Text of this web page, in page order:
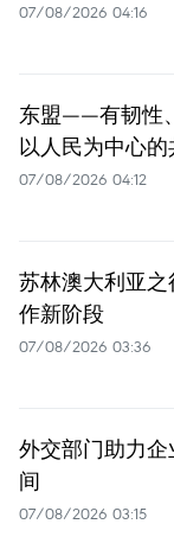
07/08/2026 04:16
东盟——有韧性
以人民为中心
07/08/2026 04:12
苏林澳大利亚
作新阶段
07/08/2026 03:36
外交部门助力
间
07/08/2026 03:15